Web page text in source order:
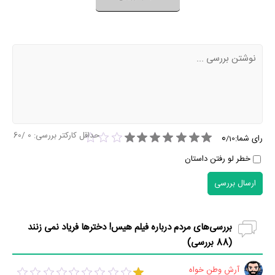
نظر خود را ثبت کنید
رای شما: 0/10
خطر لو رفتن داستان
حداقل کارکتر بررسی: 0
/60
ارسال بررسی
بررسی‌های مردم درباره فیلم هیس! دخترها فریاد نمی زنند
(
88 بررسی)
آرش وطن خواه